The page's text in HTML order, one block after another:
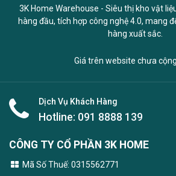
3K Home Warehouse - Siêu thị kho vật
hàng đầu, tích hợp công nghệ 4.0, mang
hàng xuất sắc.
Giá trên website chưa cộng
Dịch Vụ Khách Hàng
Hotline: 091 8888 139
CÔNG TY CỔ PHẦN 3K HOME
Mã Số Thuế: 0315562771